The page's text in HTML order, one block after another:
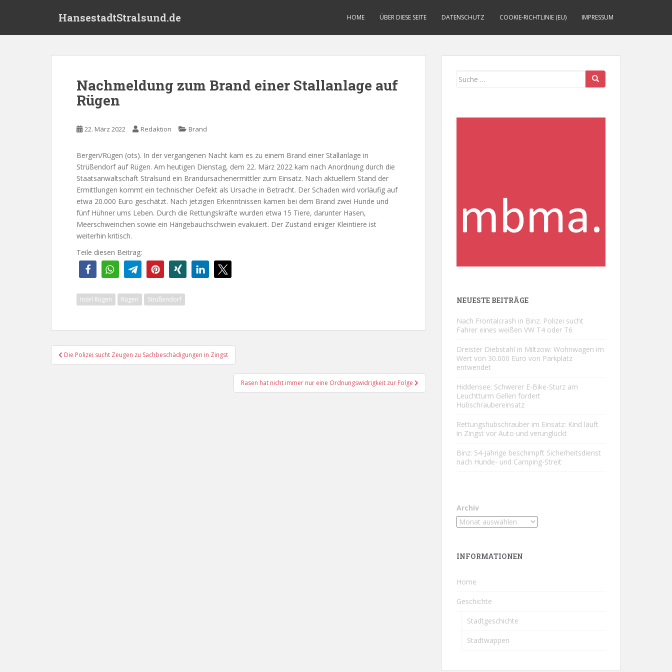
HansestadtStralsund.de HOME ÜBER DIESE SEITE DATENSCHUTZ COOKIE-RICHTLINIE (EU) IMPRESSUM
Nachmeldung zum Brand einer Stallanlage auf
Rügen
22. März 2022 Redaktion Brand
Bergen/Rügen (ots). In der vergangenen Nacht kam es zu einem Brand einer Stallanlage in
Strüßendorf auf Rügen. Am heutigen Dienstag, dem 22. März 2022 kam nach Anordnung durch die
Staatsanwaltschaft Stralsund ein Brandursachenermittler zum Einsatz. Nach aktuellem Stand der
Ermittlungen kommt ein technischer Defekt als Ursache in Betracht. Der Schaden wird vorläufig auf
etwa 20.000 Euro geschätzt. Nach jetzigen Erkenntnissen kamen bei dem Brand zwei Hunde und
fünf Hühner ums Leben. Durch die Rettungskräfte wurden etwa 15 Tiere, darunter Hasen,
Meerschweinchen sowie ein Hängebauchschwein evakuiert. Der Zustand einiger Kleintiere ist
weiterhin kritisch.
Teile diesen Beitrag:
Insel Rügen Rügen Strüßendorf
Beitragsnavigation
Die Polizei sucht Zeugen zu Sachbeschädigungen in Zingst
Rasen hat nicht immer nur eine Ordnungswidrigkeit zur Folge
Suche
NEUESTE BEITRÄGE
Nach Frontalcrash in Binz: Polizei sucht
Fahrer eines weißen VW T4 oder T6
Dreister Diebstahl in Miltzow: Wohnwagen im
Wert von 30.000 Euro von Parkplatz
entwendet
Hiddensee: Schwerer E-Bike-Sturz am
Leuchtturm Gellen fordert
Hubschraubereinsatz
Rettungshubschrauber im Einsatz: Kind läuft
in Zingst vor Auto und verunglückt
Binz: 54-Jährige beschimpft Sicherheitsdienst
nach Hunde- und Camping-Streit
Archiv
INFORMATIONEN
Home
Geschichte
Stadtgeschichte
Stadtwappen